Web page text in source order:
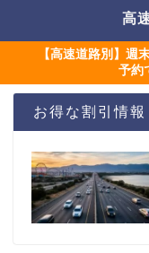
高
【高速道路別】週
予約
お得な割引情報